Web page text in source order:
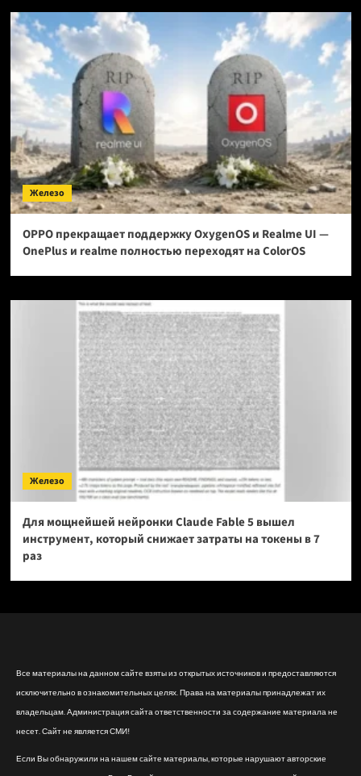
Железо
OPPO прекращает поддержку OxygenOS и Realme UI —
OnePlus и realme полностью переходят на ColorOS
Железо
Для мощнейшей нейронки Claude Fable 5 вышел
инструмент, который снижает затраты на токены в 7
раз
Все материалы на данном сайте взяты из открытых источников и предоставляются
исключительно в ознакомительных целях. Права на материалы принадлежат их
владельцам. Администрация сайта ответственности за содержание материала не
несет. Сайт не является СМИ!
Если Вы обнаружили на нашем сайте материалы, которые нарушают авторские